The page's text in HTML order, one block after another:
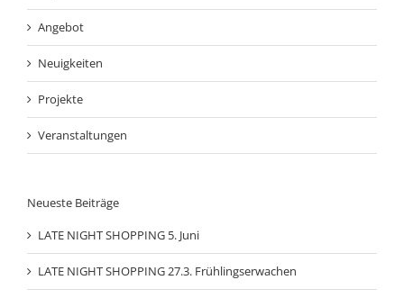
Angebot
Neuigkeiten
Projekte
Veranstaltungen
Neueste Beiträge
LATE NIGHT SHOPPING 5. Juni
LATE NIGHT SHOPPING 27.3. Frühlingserwachen